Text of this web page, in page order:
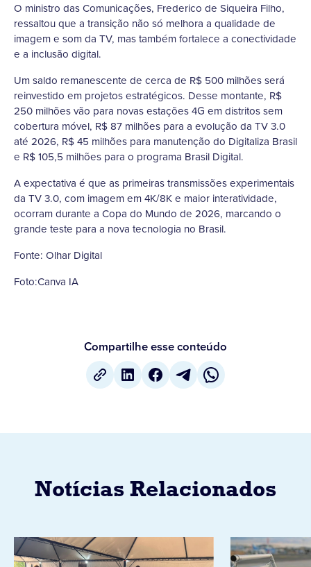
O ministro das Comunicações, Frederico de Siqueira Filho,
ressaltou que a transição não só melhora a qualidade de
imagem e som da TV, mas também fortalece a conectividade
e a inclusão digital.
Um saldo remanescente de cerca de R$ 500 milhões será
reinvestido em projetos estratégicos. Desse montante, R$
250 milhões vão para novas estações 4G em distritos sem
cobertura móvel, R$ 87 milhões para a evolução da TV 3.0
até 2026, R$ 45 milhões para manutenção do Digitaliza Brasil
e R$ 105,5 milhões para o programa Brasil Digital.
A expectativa é que as primeiras transmissões experimentais
da TV 3.0, com imagem em 4K/8K e maior interatividade,
ocorram durante a Copa do Mundo de 2026, marcando o
grande teste para a nova tecnologia no Brasil.
Fonte: Olhar Digital
Foto:Canva IA
Compartilhe esse conteúdo
Notícias Relacionados